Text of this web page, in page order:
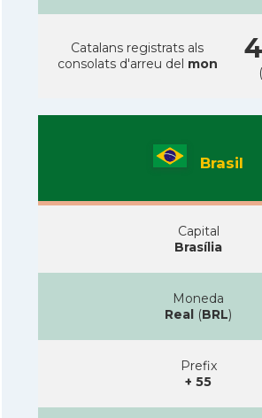
Catalans registrats als
consolats d'arreu del mon
Brasil
Capital
Brasília
Moneda
Real (BRL)
Prefix
+ 55